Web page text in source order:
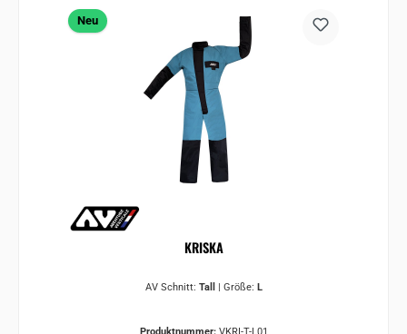
Neu
KRISKA
AV Schnitt: Tall | Größe: L